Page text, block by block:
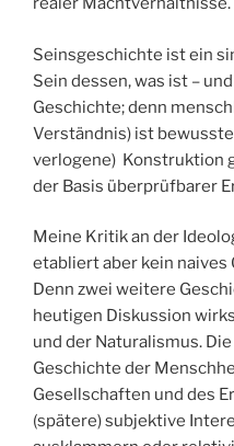
Seinsgeschichte ist ein
Sein dessen, was ist –
Geschichte; denn
Verständnis) ist
verlogene) Konstruktion
der Basis überprüfbarer
Meine Kritik an der
etabliert aber kein
Denn zwei weitere
heutigen Diskussion
und der Naturalismus.
Geschichte der
Gesellschaften und des
(spätere) subjektive